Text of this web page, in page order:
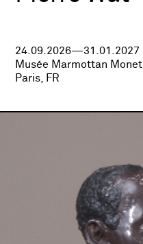
24.09.2026—31.01.2027
Musée Marmottan Monet
Paris, FR